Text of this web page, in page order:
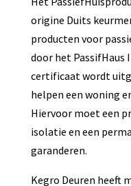
origine Duits
producten voor
door het
certificaat wordt
helpen een woning
Hiervoor moet een
isolatie en een
garanderen.
Kegro Deuren heeft